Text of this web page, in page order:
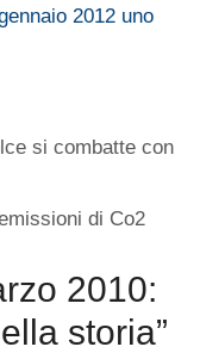
2012 uno
si combatte con
di Co2
2010:
storia”